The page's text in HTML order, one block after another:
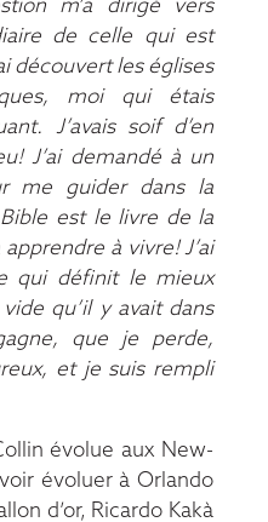
m’a dirigé vers
de celle qui est
découvert les églises
moi qui étais
J’avais soif d’en
J’ai demandé à un
me guider dans la
est le livre de la
à vivre! J’ai
qui définit le mieux
qu’il y avait dans
que je perde,
et je suis rempli
évolue aux New-
évoluer à Orlando
d’or, Ricardo Kakà